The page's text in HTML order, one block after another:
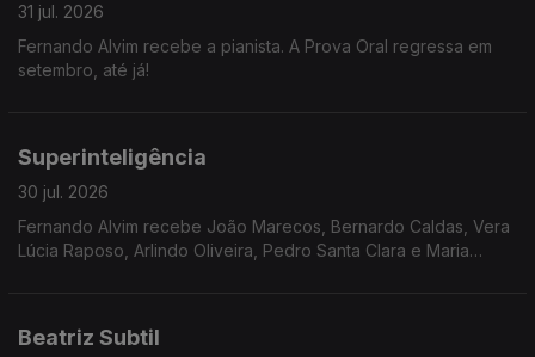
31 jul. 2026
Fernando Alvim recebe a pianista. A Prova Oral regressa em
setembro, até já!
Superinteligência
30 jul. 2026
Fernando Alvim recebe João Marecos, Bernardo Caldas, Vera
Lúcia Raposo, Arlindo Oliveira, Pedro Santa Clara e Maria
Beatriz Subtil